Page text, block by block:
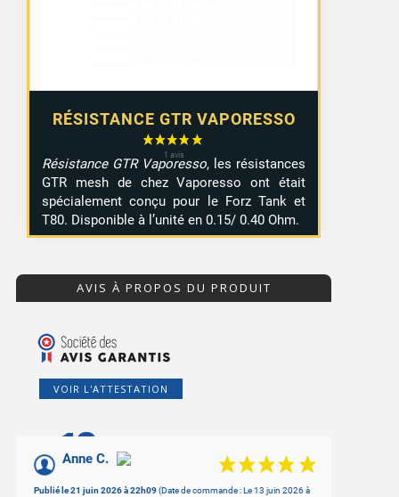
RÉSISTANCE GTR VAPORESSO
Résistance GTR Vaporesso, les résistances
GTR mesh de chez Vaporesso ont était
spécialement conçu pour le Forz Tank et
T80. Disponible à l’unité en 0.15/ 0.40 Ohm.
AVIS À PROPOS DU PRODUIT
VOIR L'ATTESTATION
10/10
Basé sur 26 avis
Anne C.
Publié le 21 juin 2026 à 22h09(Date de commande : Le 13 juin 2026 à